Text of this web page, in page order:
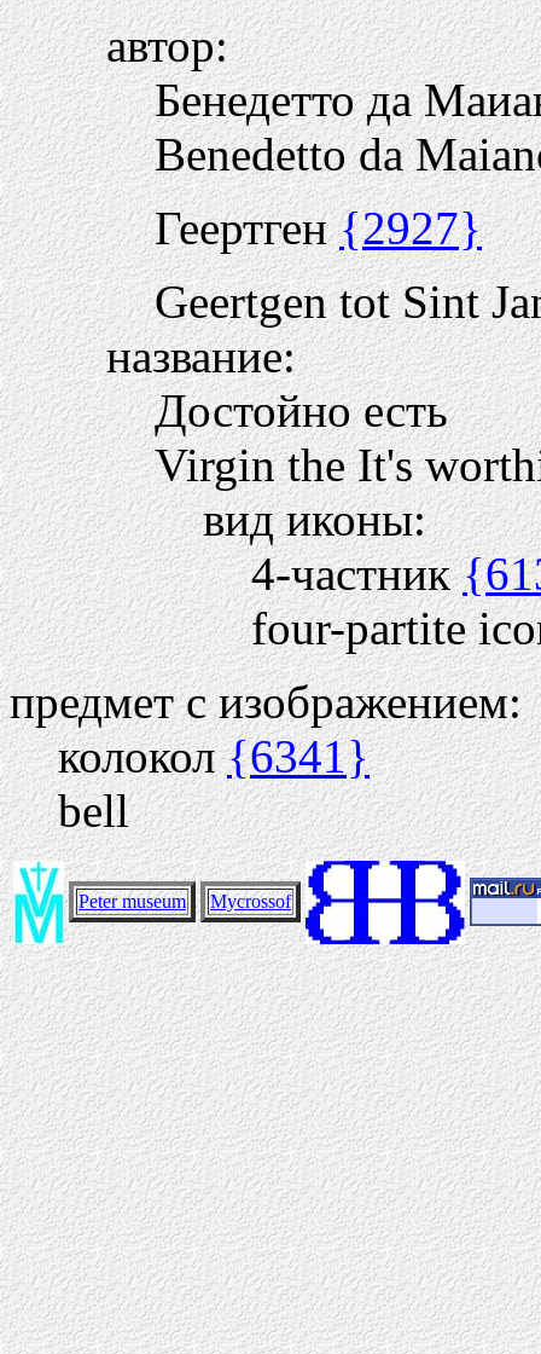
автор:
Бенедетто да
Benedetto da
Геертген{2927}
Geertgen tot Sint
название:
Достойно есть
Virgin the It's
вид иконы:
4-частник
four-partite
предмет с изображением:
колокол{6341}
bell
Peter museum Mycrossof